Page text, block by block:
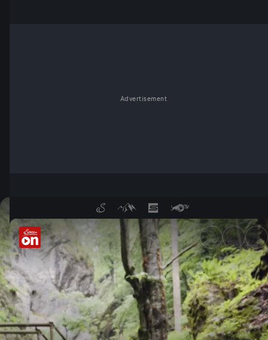
Advertisement
Die Publikumslieblinge von